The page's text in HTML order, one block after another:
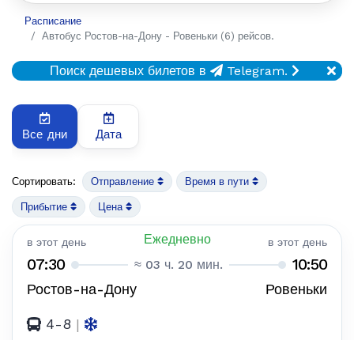
Расписание
Автобус Ростов-на-Дону - Ровеньки (6) рейсов.
Поиск дешевых билетов в Telegram.
Все дни Дата
Сортировать: Отправление Время в пути
Прибытие Цена
в этот день Ежедневно в этот день
07:30 ≈ 03 ч. 20 мин. 10:50
Ростов-на-Дону Ровеньки
4-8 |